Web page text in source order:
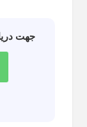
جهت